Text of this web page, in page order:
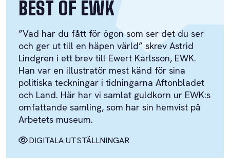
BEST OF EWK
”Vad har du fått för ögon som ser det du ser
och ger ut till en häpen värld” skrev Astrid
Lindgren i ett brev till Ewert Karlsson, EWK.
Han var en illustratör mest känd för sina
politiska teckningar i tidningarna Aftonbladet
och Land. Här har vi samlat guldkorn ur EWK:s
omfattande samling, som har sin hemvist på
Arbetets museum.
DIGITALA UTSTÄLLNINGAR